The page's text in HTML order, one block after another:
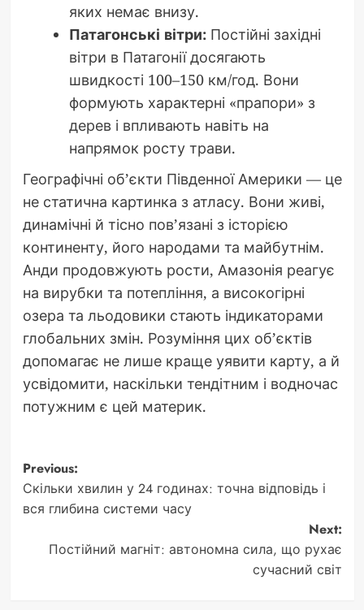
яких немає внизу.
Патагонські вітри:Постійні західні
вітри в Патагонії досягають
швидкості 100–150 км/год. Вони
формують характерні «прапори» з
дерев і впливають навіть на
напрямок росту трави.
Географічні об’єкти Південної Америки — це
не статична картинка з атласу. Вони живі,
динамічні й тісно пов’язані з історією
континенту, його народами та майбутнім.
Анди продовжують рости, Амазонія реагує
на вирубки та потепління, а високогірні
озера та льодовики стають індикаторами
глобальних змін. Розуміння цих об’єктів
допомагає не лише краще уявити карту, а й
усвідомити, наскільки тендітним і водночас
потужним є цей материк.
Post
navigation
Previous:
Скільки хвилин у 24 годинах: точна відповідь і
вся глибина системи часу
Next:
Постійний магніт: автономна сила, що рухає
сучасний світ